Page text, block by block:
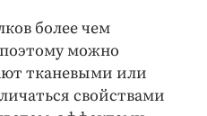
более чем
можно
тканевыми или
свойствами